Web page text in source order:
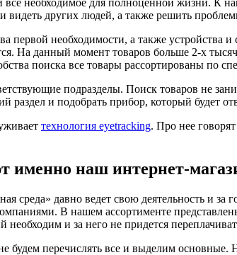
все необходимое для полноценной жизни. К
видеть других людей, а также решить
первой необходимости, а также
На данный момент товаров больше 2-х
поиска все товары рассортированы по
подразделы. Поиск товаров не
раздел и подобрать прибор, который будет
технология eyetracking. Про нее
именно наш интернет-
среда» давно ведет свою деятельность и
В нашем ассортименте
необходим и за него не придется
будем перечислять все и выделим основные.